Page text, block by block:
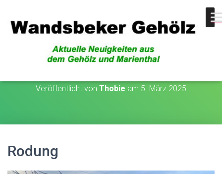
Veröffentlicht von Thobie am 5. März 2025
Rodung